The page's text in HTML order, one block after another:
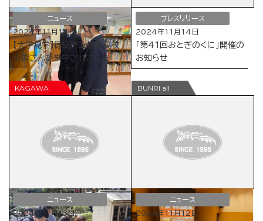
ニュース
2024年11月14日
【大学見学】徳島県立城西高校
の皆さんが来学されました
プレスリリース
2024年11月14日
「第41回おとぎのくに」開催の
お知らせ
ニュース
2024年11月13日
ニュース
2024年11月12日